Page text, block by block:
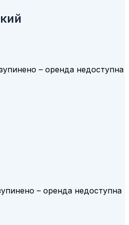
– оренда недоступна
– оренда недоступна